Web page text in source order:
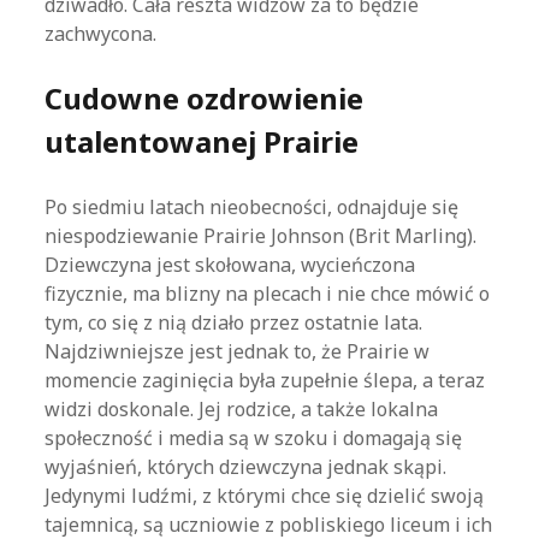
zachwycona.
Cudowne ozdrowienie
utalentowanej Prairie
Po siedmiu latach nieobecności, odnajduje się
niespodziewanie Prairie Johnson (Brit Marling).
Dziewczyna jest skołowana, wycieńczona
fizycznie, ma blizny na plecach i nie chce mówić o
tym, co się z nią działo przez ostatnie lata.
Najdziwniejsze jest jednak to, że Prairie w
momencie zaginięcia była zupełnie ślepa, a teraz
widzi doskonale. Jej rodzice, a także lokalna
społeczność i media są w szoku i domagają się
wyjaśnień, których dziewczyna jednak skąpi.
Jedynymi ludźmi, z którymi chce się dzielić swoją
tajemnicą, są uczniowie z pobliskiego liceum i ich